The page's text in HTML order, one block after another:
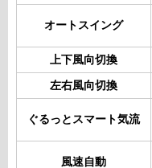
オートスイング
上下風向切換
左右風向切換
ぐるっとスマート気流
風速自動